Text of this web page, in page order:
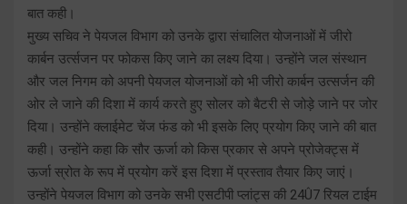
बात कही।
मुख्य सचिव ने पेयजल विभाग को उनके द्वारा संचालित योजनाओं में जीरो
कार्बन उर्त्सजन पर फोकस किए जाने का लक्ष्य दिया। उन्होंने जल संस्थान
और जल निगम को अपनी पेयजल योजनाओं को भी जीरो कार्बन उत्सर्जन की
ओर ले जाने की दिशा में कार्य करते हुए सोलर को बैटरी से जोड़े जाने पर जोर
दिया। उन्होंने क्लाईमेट चेंज फंड को भी इसके लिए प्रयोग किए जाने की बात
कही। उन्होंने कहा कि सौर ऊर्जा को किस प्रकार से अपने प्रोजेक्ट्स में
ऊर्जा स्रोत के रूप में प्रयोग करें इस दिशा में प्रस्ताव तैयार किए जाएं।
उन्होंने पेयजल विभाग को उनके सभी एसटीपी प्लांट्स की 24Û7 रियल टाईम